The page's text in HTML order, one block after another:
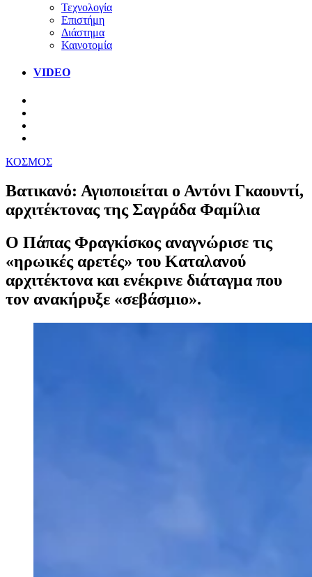
Τεχνολογία
Επιστήμη
Διάστημα
Καινοτομία
VIDEO
ΚΟΣΜΟΣ
Βατικανό: Αγιοποιείται ο Αντόνι Γκαουντί,
αρχιτέκτονας της Σαγράδα Φαμίλια
Ο Πάπας Φραγκίσκος αναγνώρισε τις
«ηρωικές αρετές» του Καταλανού
αρχιτέκτονα και ενέκρινε διάταγμα που
τον ανακήρυξε «σεβάσμιο».